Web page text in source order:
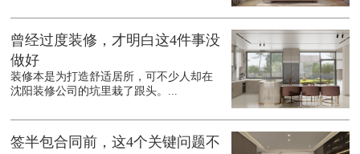
曾经过度装修，才明白这4件事没
做好
装修本是为打造舒适居所，可不少人却在
沈阳装修公司的坑里栽了跟头。...
签半包合同前，这4个关键问题不